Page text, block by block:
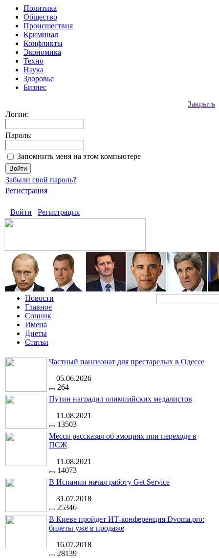
Политика
Общество
Происшествия
Криминал
Конфликты
Экономика
Техно
Наука
Здоровье
Бизнес
Закрыть
Логин:
Пароль:
Запомнить меня на этом компьютере
Забыли свой пароль?
Регистрация
Войти Регистрация
Новости
Главное
Сонник
Имена
Диеты
Статьи
Частный пансионат для престарелых в Одессе
05.06.2026
264
Путин наградил олимпийских медалистов
11.08.2021
13503
Месси рассказал об эмоциях при переходе в
ПСЖ
11.08.2021
14073
В Испании начал работу Get Service
31.07.2018
25346
В Киеве пройдет ИТ-конференция Dvoma.pro:
билеты уже в продаже
16.07.2018
28139